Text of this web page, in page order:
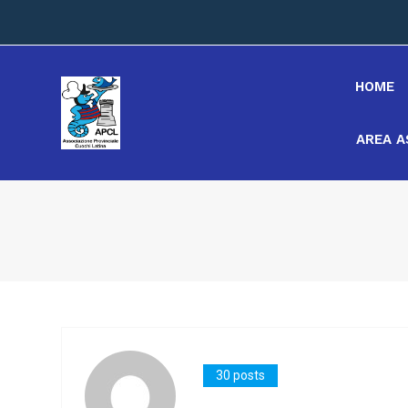
HOME
AREA
30 posts